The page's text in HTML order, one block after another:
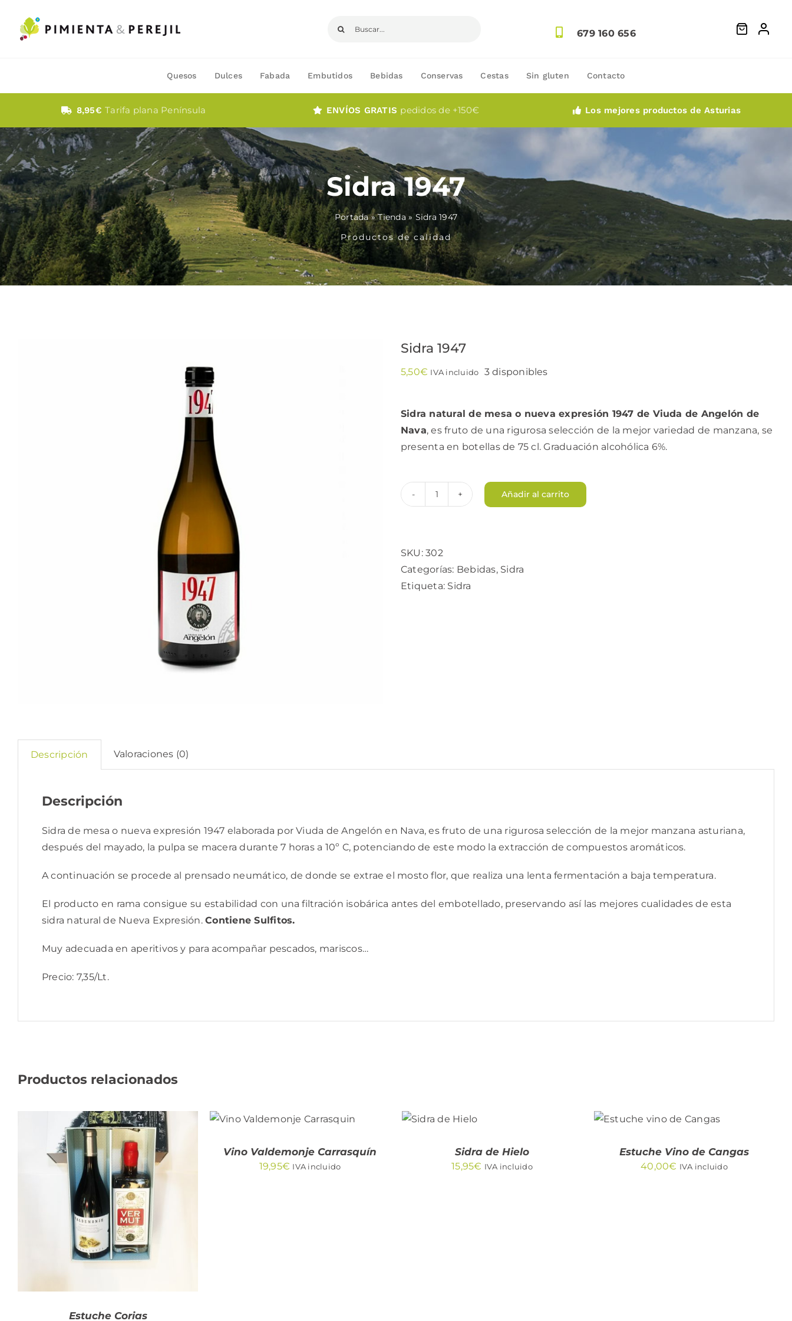
contenido
679 160 656
Quesos Dulces Fabada Embutidos Bebidas Conservas Cestas Sin gluten Contacto
8,95€Tarifa plana Península ENVÍOS GRATIS pedidos de +150€ Los mejores productos de Asturias
Sidra 1947
Portada»Tienda » Sidra 1947
Productos de calidad
Sidra 1947
5,50€ IVA incluido 3 disponibles
Sidra natural de mesa o nueva expresión 1947 de Viuda de Angelón de
Nava, es fruto de una rigurosa selección de la mejor variedad de manzana, se
presenta en botellas de 75 cl. Graduación alcohólica 6%.
Añadir al carrito
SKU:302
Categorías: Bebidas, Sidra
Etiqueta: Sidra
Descripción Valoraciones (0)
Descripción
Sidra de mesa o nueva expresión 1947 elaborada por Viuda de Angelón en Nava, es fruto de una rigurosa selección de la mejor manzana asturiana,
después del mayado, la pulpa se macera durante 7 horas a 10º C, potenciando de este modo la extracción de compuestos aromáticos.
A continuación se procede al prensado neumático, de donde se extrae el mosto flor, que realiza una lenta fermentación a baja temperatura.
El producto en rama consigue su estabilidad con una filtración isobárica antes del embotellado, preservando así las mejores cualidades de esta
sidra natural de Nueva Expresión.Contiene Sulfitos.
Muy adecuada en aperitivos y para acompañar pescados, mariscos…
Precio: 7,35/Lt.
Productos relacionados
AÑADIR AL CARRITO
QUICK VIEW
Estuche Corias
AÑADIR AL CARRITO
QUICK VIEW
Vino Valdemonje Carrasquín
19,95€ IVA incluido
CARRITO
Sidra de Hielo
15,95€ IVA incluido
CARRITO
/
Estuche Vino de Cangas
40,00€ IVA incluido